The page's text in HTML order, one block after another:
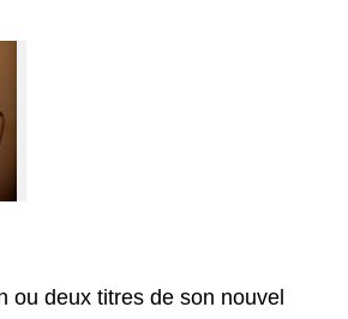
ou deux titres de son nouvel